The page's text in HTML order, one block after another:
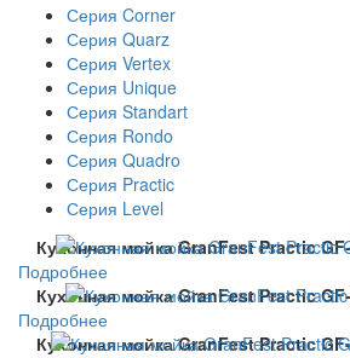
Серия Corner
Серия Quarz
Серия Vertex
Серия Unique
Серия Standart
Серия Rondo
Серия Quadro
Серия Practic
Серия Level
Кухонная мойка GranFest Practic
Подробнее
Кухонная мойка GranFest Practic
Подробнее
Кухонная мойка GranFest Practic